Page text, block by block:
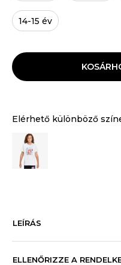
14-15 év
Elérhető különböző
LEÍRÁS
ELLENŐRIZZE A